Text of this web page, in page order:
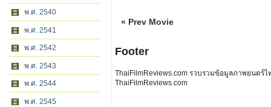
พ.ศ. 2540
พ.ศ. 2541
พ.ศ. 2542
พ.ศ. 2543
พ.ศ. 2544
พ.ศ. 2545
« Prev Movie
Footer
ThaiFilmReviews.com รวบรวมข้อมูลภาพยนตร์
ThaiFilmReviews.com